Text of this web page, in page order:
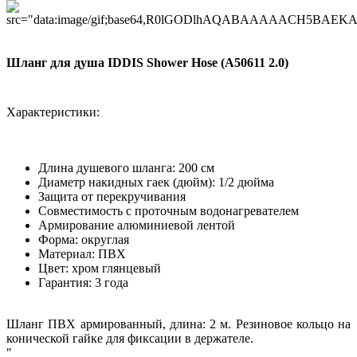
Шланг для душа IDDIS Shower Hose (A50611 2.0)
Характеристики:
Длина душевого шланга: 200 см
Диаметр накидных гаек (дюйм): 1/2 дюйма
Защита от перекручивания
Совместимость с проточным водонагревателем
Армирование алюминиевой лентой
Форма: округлая
Материал: ПВХ
Цвет: хром глянцевый
Гарантия: 3 года
Шланг ПВХ армированный, длина: 2 м. Резиновое кольцо на
конической гайке для фиксации в держателе.
"